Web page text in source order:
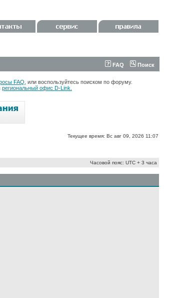
FAQ Поиск
FAQ , или воспользуйтесь поиском по форуму.
региональный офис D-Link.
Текущее время: Вс авг 09, 2026 11:07
Часовой пояс: UTC + 3 часа